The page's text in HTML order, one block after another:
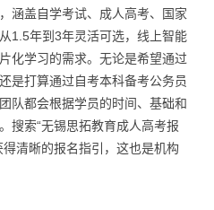
涵盖自学考试、成人高考、国家
1.5年到3年灵活可选，线上智能
化学习的需求。无论是希望通过
是打算通过自考本科备考公务员
队都会根据学员的时间、基础和
搜索“无锡思拓教育成人高考报
清晰的报名指引，这也是机构